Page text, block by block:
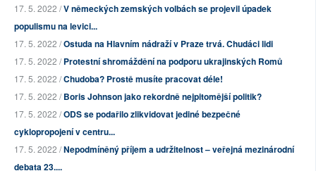
17. 5. 2022 /V německých zemských volbách se projevil úpadek
populismu na levici...
17. 5. 2022 /Ostuda na Hlavním nádraží v Praze trvá. Chudáci lidi
17. 5. 2022 /Protestní shromáždění na podporu ukrajinských Romů
17. 5. 2022 /Chudoba? Prostě musíte pracovat déle!
17. 5. 2022 /Boris Johnson jako rekordně nejpitomější politik?
17. 5. 2022 /ODS se podařilo zlikvidovat jediné bezpečné
cyklopropojení v centru...
17. 5. 2022 /Nepodmíněný příjem a udržitelnost – veřejná mezinárodní
debata 23....